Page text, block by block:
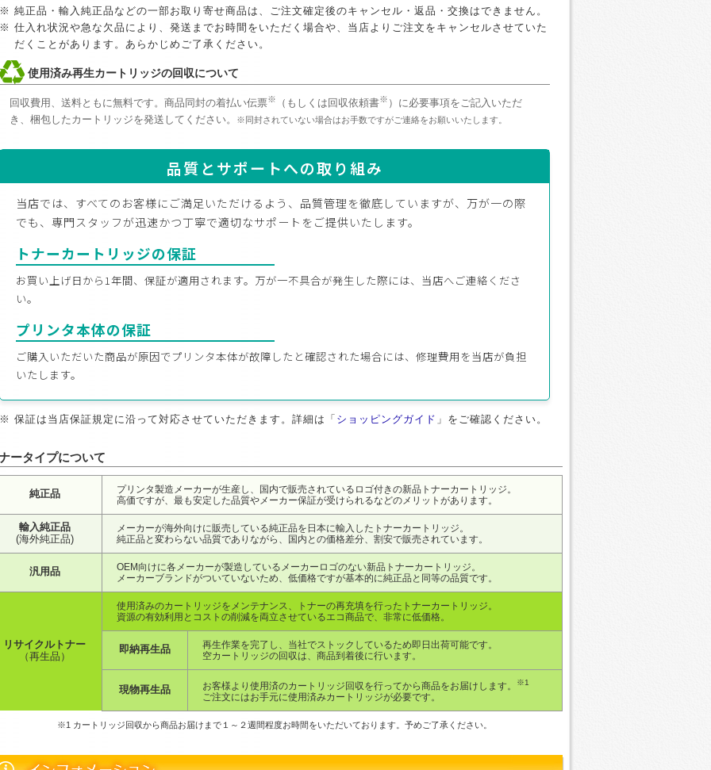
純正品・輸入純正品などの一部お取り寄せ商品は、ご注文確定後のキャンセル・返品・交換はできません。
仕入れ状況や急な欠品により、発送までお時間をいただく場合や、当店よりご注文をキャンセルさせていた
だくことがあります。あらかじめご了承ください。
使用済み再生カートリッジの回収について
回収費用、送料ともに無料です。商品同封の着払い伝票※ （もしくは回収依頼書※ ）に必要事項をご記入いただ
き、梱包したカートリッジを発送してください。
※同封されていない場合はお手数ですがご連絡をお願いいたします。
品質とサポートへの取り組み
当店では、すべてのお客様にご満足いただけるよう、品質管理を徹底していますが、万が一の際
でも、専門スタッフが迅速かつ丁寧で適切なサポートをご提供いたします。
トナーカートリッジの保証
お買い上げ日から1年間、保証が適用されます。万が一不具合が発生した際には、当店へご連絡くださ
い。
プリンタ本体の保証
ご購入いただいた商品が原因でプリンタ本体が故障したと確認された場合には、修理費用を当店が負担
いたします。
保証は当店保証規定に沿って対応させていただきます。詳細は「 ショッピングガイド 」をご確認ください。
ータイプについて
純正品
プリンタ製造メーカーが生産し、国内で販売されているロゴ付きの新品トナーカートリッジ。
高価ですが、最も安定した品質やメーカー保証が受けられるなどのメリットがあります。
輸入純正品
(海外純正品)
メーカーが海外向けに販売している純正品を日本に輸入したトナーカートリッジ。
純正品と変わらない品質でありながら、国内との価格差分、割安で販売されています。
汎用品
OEM向けに各メーカーが製造しているメーカーロゴのない新品トナーカートリッジ。
メーカーブランドがついていないため、低価格ですが基本的に純正品と同等の品質です。
リサイクルトナー
（再生品）
使用済みのカートリッジをメンテナンス、トナーの再充填を行ったトナーカートリッジ。
資源の有効利用とコストの削減を両立させているエコ商品で、非常に低価格。
即納再生品
再生作業を完了し、当社でストックしているため即日出荷可能です。
空カートリッジの回収は、商品到着後に行います。
現物再生品 お客様より使用済のカートリッジ回収を行ってから商品をお届けします。 ※1
ご注文にはお手元に使用済みカートリッジが必要です。
※1 カートリッジ回収から商品お届けまで１～２週間程度お時間をいただいております。予めご了承ください。